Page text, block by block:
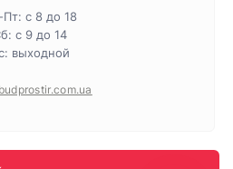
с 8 до 18
с 9 до 14
выходной